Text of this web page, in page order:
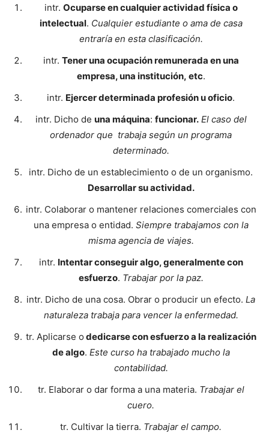
intr. Ocuparse en cualquier actividad física o
intelectual. Cualquier estudiante o ama de casa
entraría en esta clasificación.
intr. Tener una ocupación remunerada en una
empresa, una institución, etc.
intr. Ejercer determinada profesión u oficio.
intr. Dicho de una máquina: funcionar. El caso del
ordenador que trabaja según un programa
determinado.
intr. Dicho de un establecimiento o de un organismo.
Desarrollar su actividad.
intr. Colaborar o mantener relaciones comerciales con
una empresa o entidad. Siempre trabajamos con la
misma agencia de viajes.
intr. Intentar conseguir algo, generalmente con
esfuerzo. Trabajar por la paz.
intr. Dicho de una cosa. Obrar o producir un efecto. La
naturaleza trabaja para vencer la enfermedad.
tr. Aplicarse o dedicarse con esfuerzo a la realización
de algo. Este curso ha trabajado mucho la
contabilidad.
tr. Elaborar o dar forma a una materia. Trabajar el
cuero.
tr. Cultivar la tierra. Trabajar el campo.